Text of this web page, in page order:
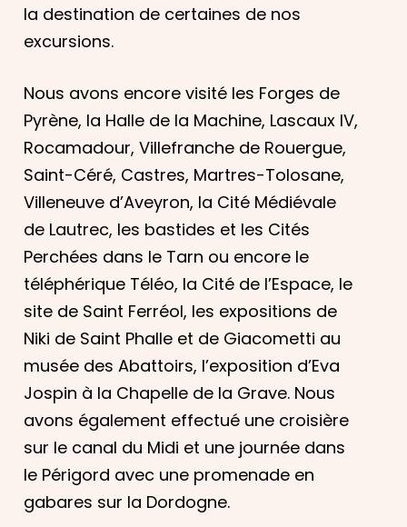
la destination de certaines de nos
excursions.
Nous avons encore visité les Forges de
Pyrène, la Halle de la Machine, Lascaux IV,
Rocamadour, Villefranche de Rouergue,
Saint-Céré, Castres, Martres-Tolosane,
Villeneuve d’Aveyron, la Cité Médiévale
de Lautrec, les bastides et les Cités
Perchées dans le Tarn ou encore le
téléphérique Téléo, la Cité de l’Espace, le
site de Saint Ferréol, les expositions de
Niki de Saint Phalle et de Giacometti au
musée des Abattoirs, l’exposition d’Eva
Jospin à la Chapelle de la Grave. Nous
avons également effectué une croisière
sur le canal du Midi et une journée dans
le Périgord avec une promenade en
gabares sur la Dordogne.